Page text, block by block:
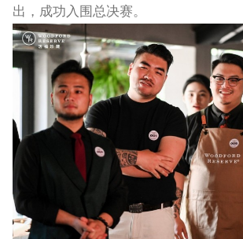
出，成功入围总决赛。